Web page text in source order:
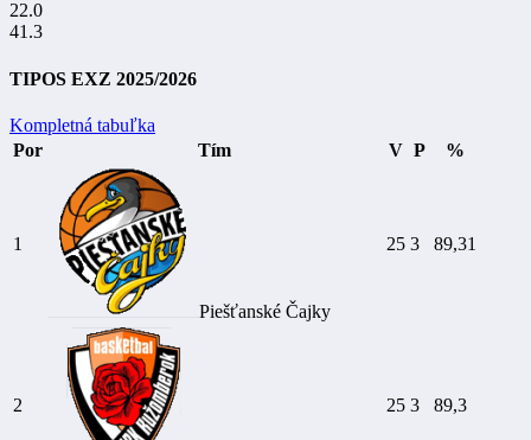
22.0
41.3
TIPOS EXZ 2025/2026
Kompletná tabuľka
Por
Tím V P %
1
Piešťanské Čajky
25 3 89,31
2 25 3 89,3